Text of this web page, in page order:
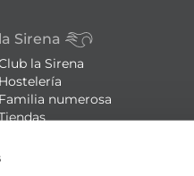
la Sirena
la Sirena
Hostelería
Familia numerosa